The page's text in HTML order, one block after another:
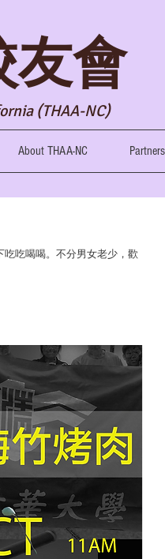
友會
(THAA-NC)
About THAA-NC
吃喝喝。不分男女老少，歡